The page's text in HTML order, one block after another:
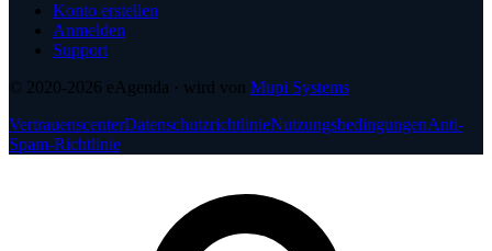
Konto erstellen
Anmelden
Support
© 2020-2026 eAgenda · wird von Mupi Systems
VertrauenscenterDatenschutzrichtlinieNutzungsbedingungenAnti-
Spam-Richtlinie